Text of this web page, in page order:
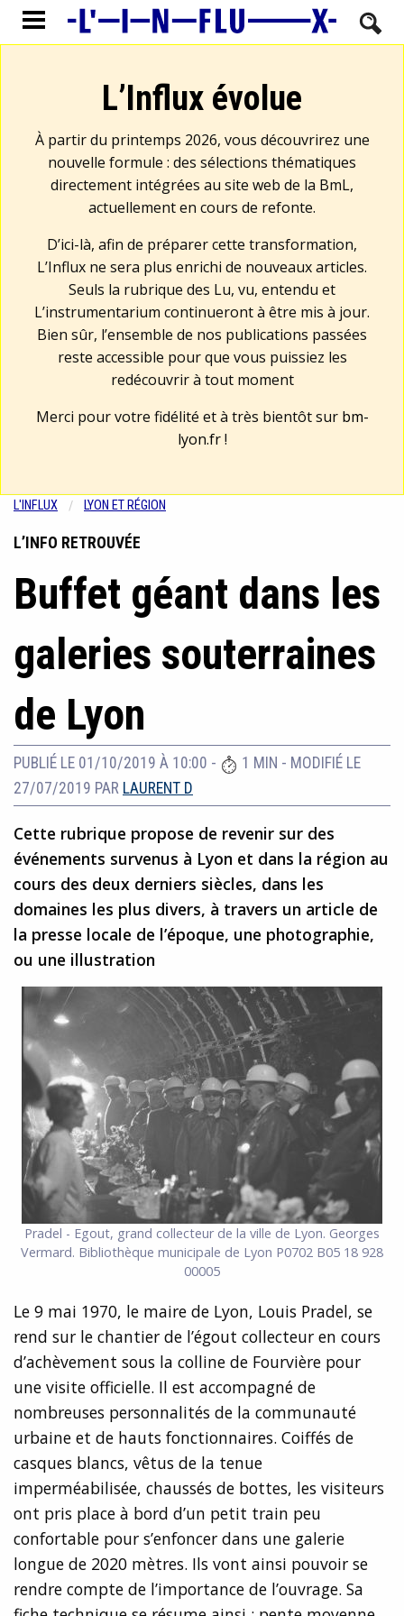
L’Influx évolue
À partir du printemps 2026, vous découvrirez une
nouvelle formule : des sélections thématiques
directement intégrées au site web de la BmL,
actuellement en cours de refonte.
D’ici-là, afin de préparer cette transformation,
L’Influx ne sera plus enrichi de nouveaux articles.
Seuls la rubrique des Lu, vu, entendu et
L’instrumentarium continueront à être mis à jour.
Bien sûr, l’ensemble de nos publications passées
reste accessible pour que vous puissiez les
redécouvrir à tout moment
Merci pour votre fidélité et à très bientôt sur bm-
lyon.fr!
L'INFLUX LYON ET RÉGION
L’INFO RETROUVÉE
Buffet géant dans les
galeries souterraines
de Lyon
PUBLIÉ LE 01/10/2019 À 10:00 - 1 MIN - MODIFIÉ LE
27/07/2019 PAR LAURENT D
Cette rubrique propose de revenir sur des
événements survenus à Lyon et dans la région au
cours des deux derniers siècles, dans les
domaines les plus divers, à travers un article de
la presse locale de l’époque, une photographie,
ou une illustration
Pradel - Egout, grand collecteur de la ville de Lyon. Georges
Vermard. Bibliothèque municipale de Lyon P0702 B05 18 928
00005
Le 9 mai 1970, le maire de Lyon, Louis Pradel, se
rend sur le chantier de l’égout collecteur en cours
d’achèvement sous la colline de Fourvière pour
une visite officielle. Il est accompagné de
nombreuses personnalités de la communauté
urbaine et de hauts fonctionnaires. Coiffés de
casques blancs, vêtus de la tenue
imperméabilisée, chaussés de bottes, les visiteurs
ont pris place à bord d’un petit train peu
confortable pour s’enfoncer dans une galerie
longue de 2020 mètres. Ils vont ainsi pouvoir se
rendre compte de l’importance de l’ouvrage. Sa